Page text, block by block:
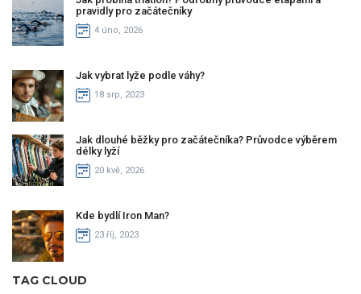
pravidly pro začátečníky
4 úno, 2026
Jak vybrat lyže podle váhy?
18 srp, 2023
Jak dlouhé běžky pro začátečníka? Průvodce výběrem
délky lyží
20 kvě, 2026
Kde bydlí Iron Man?
23 říj, 2023
TAG CLOUD